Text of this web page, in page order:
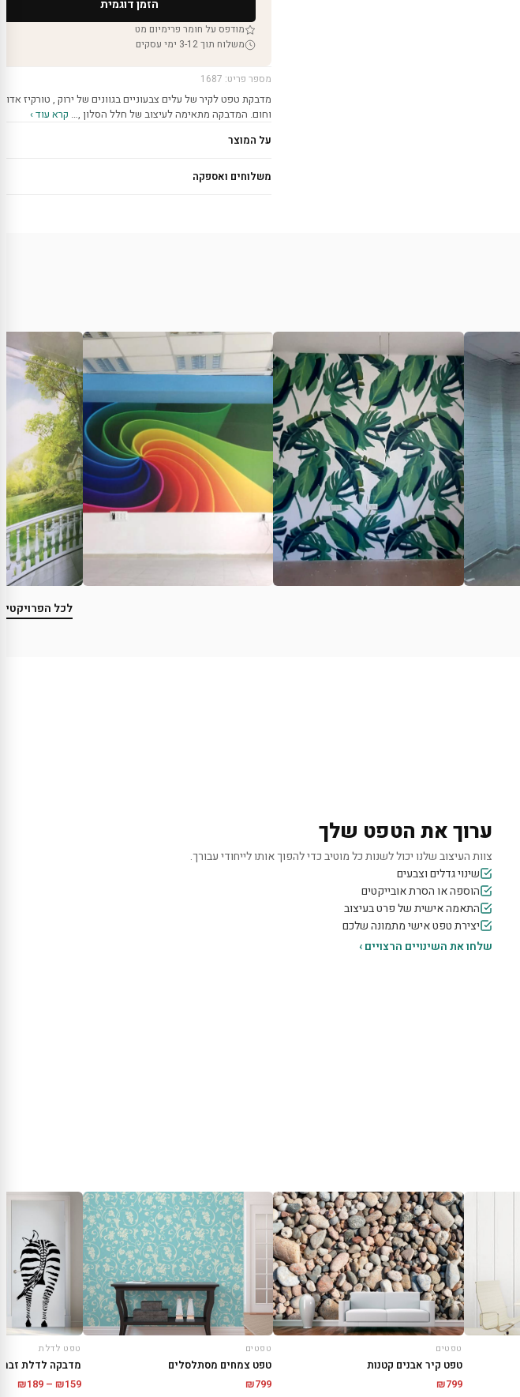
הזמן דוגמית
מודפס על חומר פרימיום מט
משלוח תוך 3-12 ימי עסקים
מספר פריט: 1687
מדבקת טפט לקיר של עלים צבעוניים בגוונים של ירוק , טורקיז אדום
וחום. המדבקה מתאימה לעיצוב של חלל הסלון ,… קרא עוד ›
על המוצר
משלוחים ואספקה
לכל
ערוך את הטפט שלך
צוות העיצוב שלנו יכול לשנות כל מוטיב כדי להפוך אותו לייחודי עבורך.
שינוי גדלים וצבעים
הוספה או הסרת אובייקטים
התאמה אישית של פרט בעיצוב
יצירת טפט אישי מתמונה שלכם
שלחו את השינויים הרצויים ›
טפטים
טפט קיר אבנים קטנות
₪799
טפטים
טפט צמחים מסתלסלים
₪799
טפט לדלת
מדבקה לדלת
₪159
–
₪189